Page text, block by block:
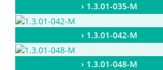
› 1.3.01-035-M
› 1.3.01-042-M
› 1.3.01-048-M